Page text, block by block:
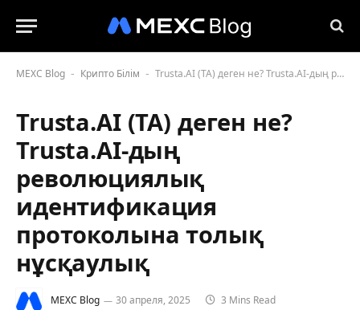
MEXC Blog - Крипто Білім - Trusta.AI (TA) деген не? Trusta.AI-дың революциялық идентификация протоколына толық нұсқаулық
Trusta.AI (TA) деген не?
Trusta.AI-дың
революциялық
идентификация
протоколына толық
нұсқаулық
MEXC Blog 30 апреля, 2025 3 Mins Read